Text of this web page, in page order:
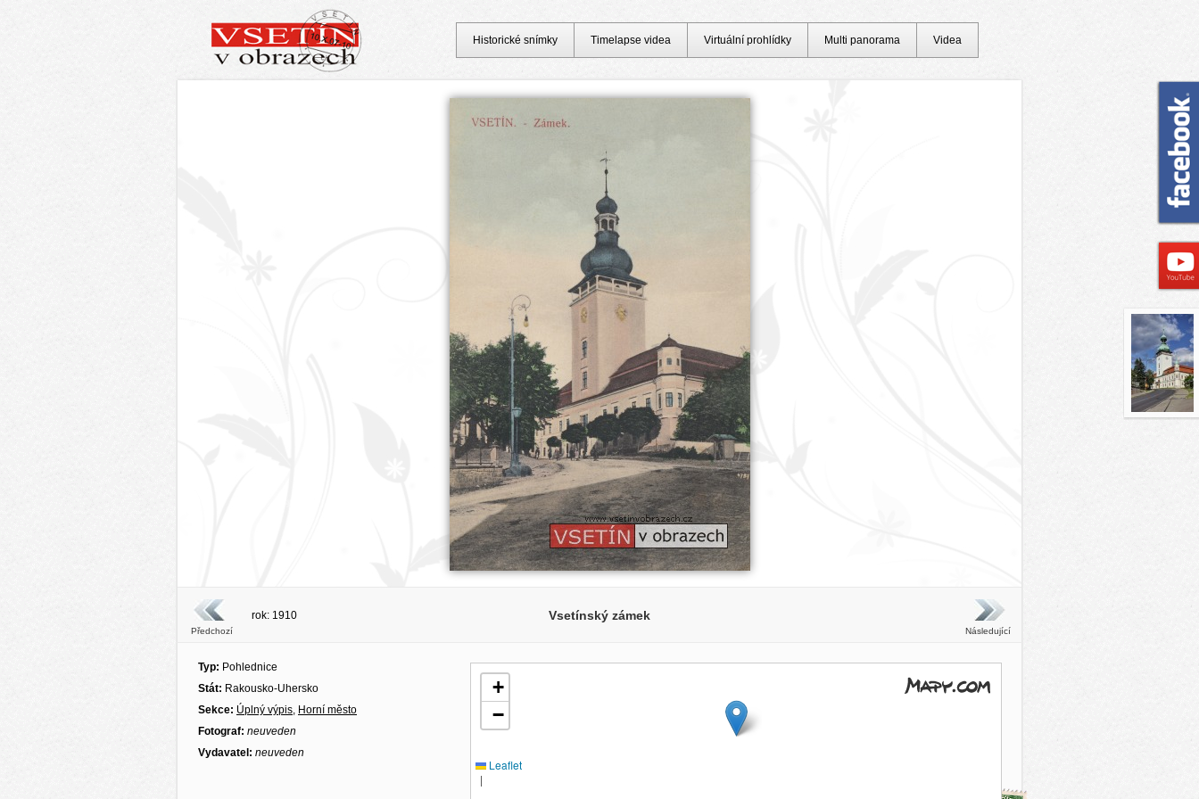
Předchozí
rok: 1910 Vsetínský zámek
Následující
Typ: Pohlednice
Stát: Rakousko-Uhersko
Sekce: Úplný výpis, Horní město
Fotograf: neuveden
Vydavatel: neuveden
+
−
Leaflet
|
Historické snímky Timelapse videa Virtuální prohlídky Multi panorama Videa